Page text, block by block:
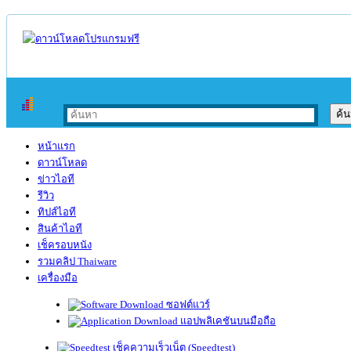
หน้าแรก
ดาวน์โหลด
ข่าวไอที
รีวิว
ทิปส์ไอที
สินค้าไอที
เช็ครอบหนัง
รวมคลิป Thaiware
เครื่องมือ
ซอฟต์แวร์
แอปพลิเคชันบนมือถือ
เช็คความเร็วเน็ต (Speedtest)